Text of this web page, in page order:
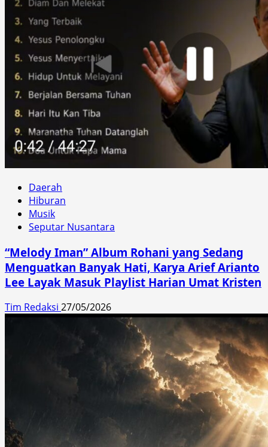
Daerah
Hiburan
Musik
Seputar Nusantara
“Melody Iman” Album Rohani yang Sedang
Menguatkan Banyak Hati, Karya Arief Arianto
Lee Layak Masuk Playlist Harian Umat Kristen
Tim Redaksi 27/05/2026